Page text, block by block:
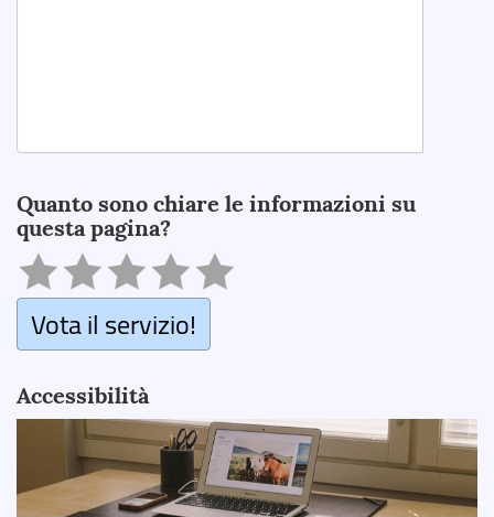
Quanto sono chiare le informazioni su
questa pagina?
Vota il servizio!
Accessibilità